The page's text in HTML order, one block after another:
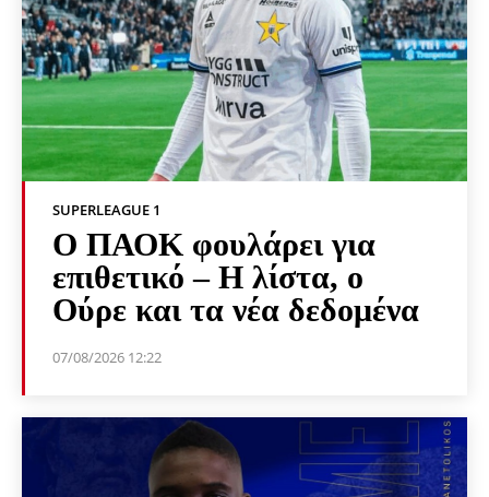
SUPERLEAGUE 1
Ο ΠΑΟΚ φουλάρει για
επιθετικό – Η λίστα, ο
Ούρε και τα νέα δεδομένα
07/08/2026 12:22